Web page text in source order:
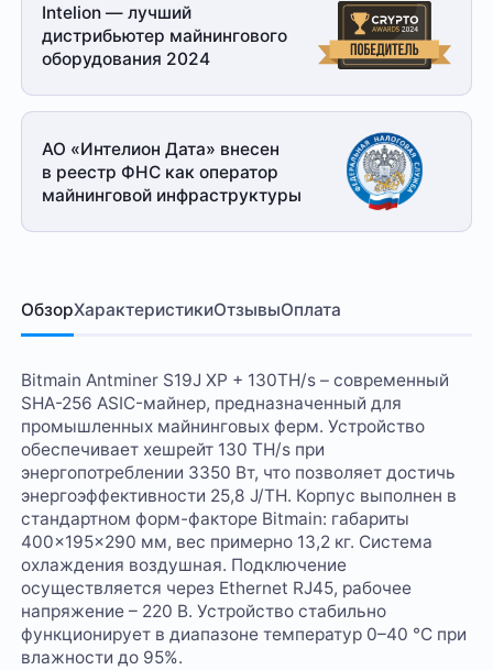
Intelion — лучший
дистрибьютер майнингового
оборудования 2024
АО «Интелион Дата» внесен
в реестр ФНС как оператор
майнинговой инфраструктуры
ОбзорХарактеристикиОтзывыОплата
Bitmain Antminer S19J XP + 130TH/s – современный
SHA-256 ASIC-майнер, предназначенный для
промышленных майнинговых ферм. Устройство
обеспечивает хешрейт 130 TH/s при
энергопотреблении 3350 Вт, что позволяет достичь
энергоэффективности 25,8 J/TH. Корпус выполнен в
стандартном форм-факторе Bitmain: габариты
400×195×290 мм, вес примерно 13,2 кг. Система
охлаждения воздушная. Подключение
осуществляется через Ethernet RJ45, рабочее
напряжение – 220 В. Устройство стабильно
функционирует в диапазоне температур 0–40 °C при
влажности до 95%.